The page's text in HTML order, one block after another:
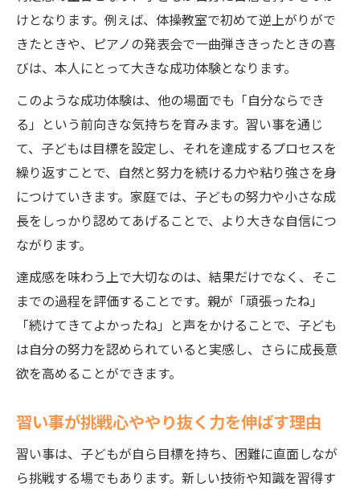
けとなります。例えば、体操教室で初めて逆上がりがで
きたときや、ピアノの発表会で一曲弾ききったときの喜
びは、本人にとって大きな成功体験となります。
このような成功体験は、他の場面でも「自分ならでき
る」という前向きな気持ちを育みます。習い事を通じ
て、子どもは目標を設定し、それを達成するプロセスを
繰り返すことで、自然と努力を続ける力や粘り強さを身
につけていきます。家庭では、子どもの努力や小さな成
長をしっかり認めてあげることで、より大きな自信につ
ながります。
達成感を味わう上で大切なのは、結果だけでなく、そこ
までの過程を評価することです。親が「頑張ったね」
「続けてきてよかったね」と声をかけることで、子ども
は自分の努力を認められていると実感し、さらに成長意
欲を高めることができます。
習い事が挑戦心ややり抜く力を伸ばす理由
習い事は、子どもが自ら目標を持ち、困難に直面しなが
ら挑戦する場でもあります。新しい技術や知識を習得す